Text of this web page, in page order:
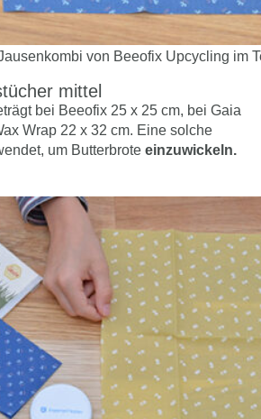
von Beeofix Upcycling im
mittel
bei Beeofix 25 x 25 cm, bei Gaia
Wrap 22 x 32 cm. Eine solche
um Butterbrote einzuwickeln.